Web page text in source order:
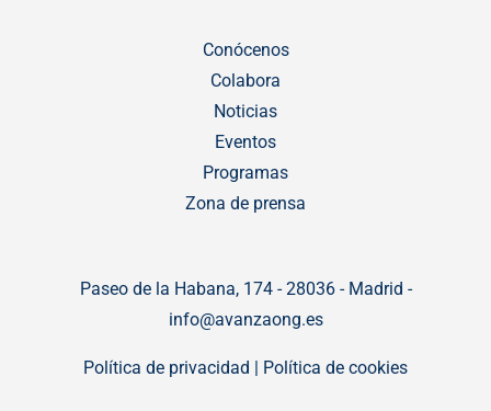
Conócenos
Colabora
Noticias
Eventos
Programas
Zona de prensa
Paseo de la Habana, 174 - 28036 - Madrid -
info@avanzaong.es
Política de privacidad Política de cookies